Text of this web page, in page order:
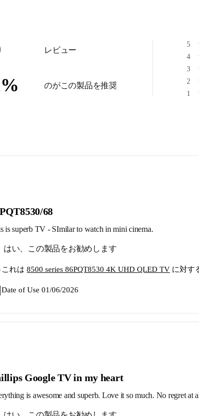
レビュー
% のがこの製品を推奨
5
4
3
2
1
68
is superb TV - SImilar to watch in mini cinema.
はい、この製品をお勧めします
これは8500 series 86PQT8530 4K UHD QLED TV に対す
Date of Use 01/06/2026
Google TV in my heart
is awesome and superb. Love it so much. No regret at